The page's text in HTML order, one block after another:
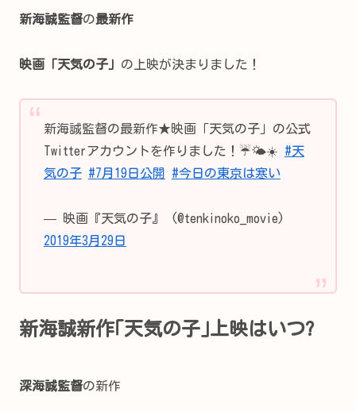
新海誠監督の最新作
映画「天気の子」 の上映が決まりました！
新海誠監督の最新作★映画「天気の子」の公式
Twitterアカウントを作りました！☔️🌤☀️ #天
気の子 #7月19日公開 #今日の東京は寒い
— 映画『天気の子』 (@tenkinoko_movie)
2019年3月29日
新海誠新作｢天気の子｣上映はいつ?
深海誠監督の新作